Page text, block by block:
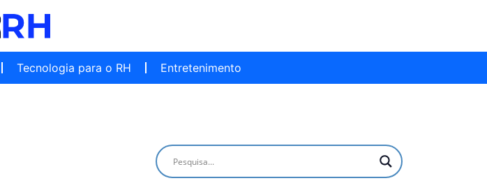
Tecnologia para o RH Entretenimento